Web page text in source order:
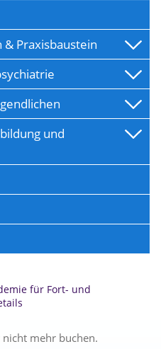
Praxisbaustein
und
für Fort- und
nicht mehr buchen.